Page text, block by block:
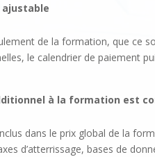
de la formation, que ce
le calendrier de paiement
à la formation est
dans le prix global de la
d’atterrissage, bases de